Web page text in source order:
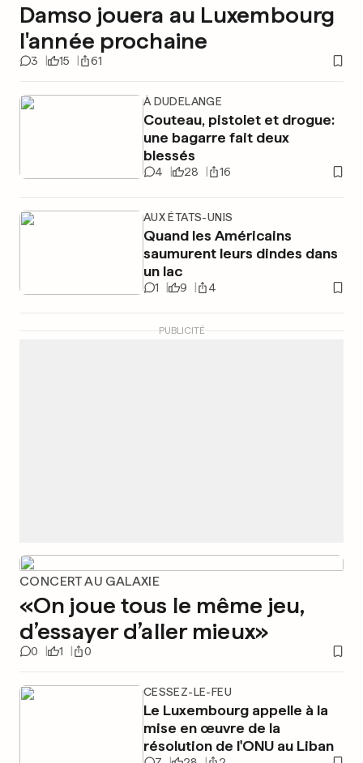
Damso jouera au Luxembourg
l'année prochaine
3 15 61
À DUDELANGE
Couteau, pistolet et drogue:
une bagarre fait deux
blessés
4 28 16
AUX ÉTATS-UNIS
Quand les Américains
saumurent leurs dindes dans
un lac
1 9 4
PUBLICITÉ
CONCERT AU GALAXIE
«On joue tous le même jeu,
d’essayer d’aller mieux»
0 1 0
CESSEZ-LE-FEU
Le Luxembourg appelle à la
mise en œuvre de la
résolution de l'ONU au Liban